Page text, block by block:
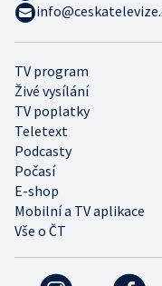
TV program
Živé vysílání
TV poplatky
Teletext
Podcasty
Počasí
E-shop
Mobilní a TV aplikace
Vše o ČT